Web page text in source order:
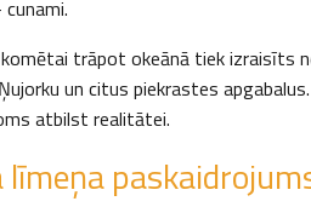
trāpot okeānā tiek izraisīts
un citus piekrastes
atbilst realitātei.